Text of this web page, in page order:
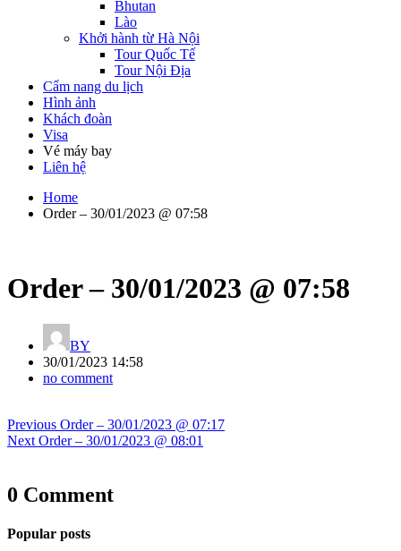
Bhutan
Lào
Khởi hành từ Hà Nội
Tour Quốc Tế
Tour Nội Địa
Cẩm nang du lịch
Hình ảnh
Khách đoàn
Visa
Vé máy bay
Liên hệ
Home
Order – 30/01/2023 @ 07:58
Order – 30/01/2023 @ 07:58
BY
30/01/2023 14:58
no comment
hướng
viết
Previous Previous
post:
Order – 30/01/2023 @ 07:17
Next Next
Order – 30/01/2023 @ 08:01
0 Comment
Popular posts